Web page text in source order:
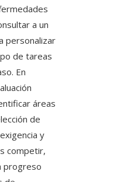
a un
personalizar
de tareas
En
áreas
de
y
competir,
progreso